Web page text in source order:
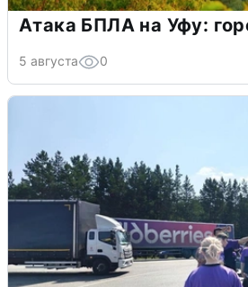
Атака БПЛА на Уфу:
5 августа 0